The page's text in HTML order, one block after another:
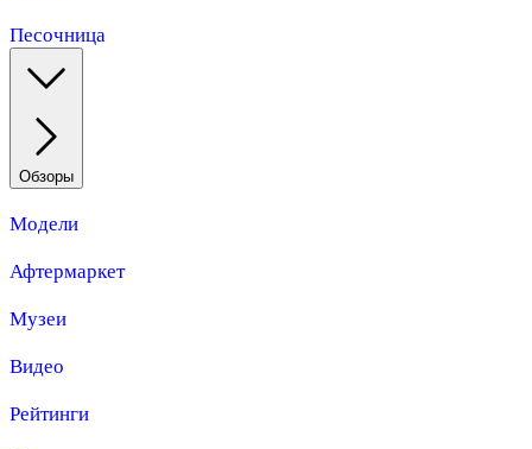
Песочница
Обзоры
Модели
Афтермаркет
Музеи
Видео
Рейтинги